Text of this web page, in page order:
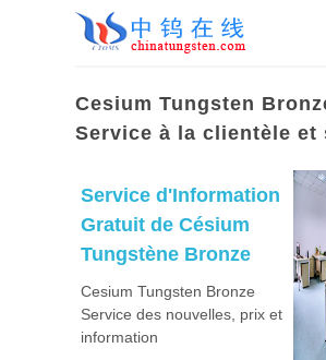
Cesium Tungsten
Service à la clientèle et
Service d'Information
Gratuit de Césium
Tungstène Bronze
Cesium Tungsten Bronze
Service des nouvelles, prix et
information